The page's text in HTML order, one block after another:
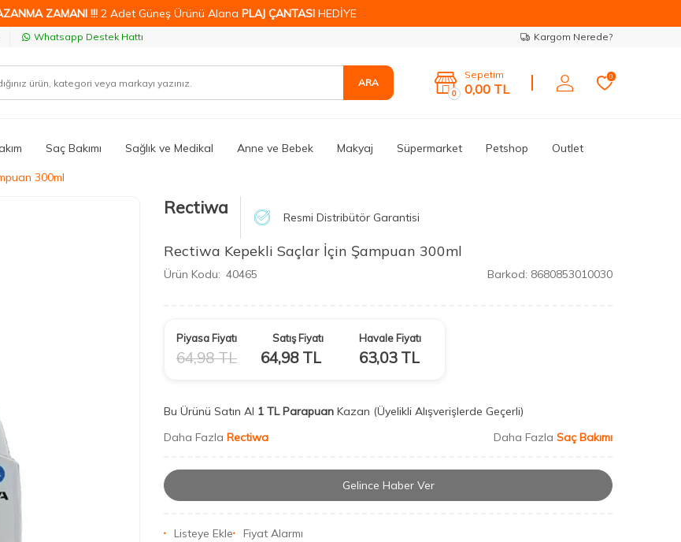
ZAMANI !!! 2 Adet Güneş Ürünü Alana PLAJ ÇANTASI HEDİYE
Whatsapp Destek Hattı Kargom Nerede?
ARA
0
Sepetim
0,00 TL
0
Saç Bakımı Sağlık ve Medikal Anne ve Bebek Makyaj Süpermarket Petshop Outlet
300ml
Rectiwa Resmi Distribütör Garantisi
Rectiwa Kepekli Saçlar İçin Şampuan 300ml
Ürün Kodu: 40465 Barkod: 8680853010030
Piyasa Fiyatı
64,98TL
Satış Fiyatı
64,98TL
Havale Fiyatı
63,03TL
Bu Ürünü Satın Al 1 TL Parapuan Kazan (Üyelikli Alışverişlerde Geçerli)
Daha Fazla Rectiwa Daha Fazla Saç Bakımı
Gelince Haber Ver
Listeye Ekle Fiyat Alarmı